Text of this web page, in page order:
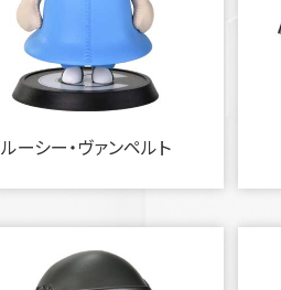
ルーシー・ヴァンペルト